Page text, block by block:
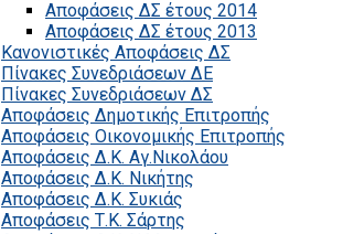
Αποφάσεις ΔΣ έτους 2014
Αποφάσεις ΔΣ έτους 2013
Κανονιστικές Αποφάσεις ΔΣ
Πίνακες Συνεδριάσεων ΔΕ
Πίνακες Συνεδριάσεων ΔΣ
Αποφάσεις Δημοτικής Επιτροπής
Αποφάσεις Οικονομικής Επιτροπής
Αποφάσεις Δ.Κ. Αγ.Νικολάου
Αποφάσεις Δ.Κ. Νικήτης
Αποφάσεις Δ.Κ. Συκιάς
Αποφάσεις Τ.Κ. Σάρτης